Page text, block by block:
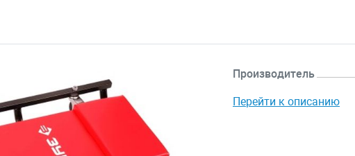
Производитель
Перейти к описанию